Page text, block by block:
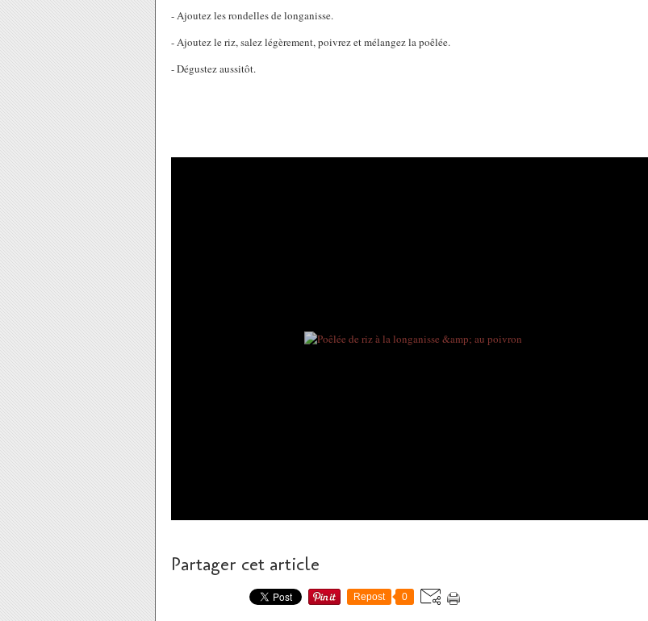
- Ajoutez les rondelles de longanisse.
- Ajoutez le riz, salez légèrement, poivrez et mélangez la poêlée.
- Dégustez aussitôt.
Partager cet article
Repost 0